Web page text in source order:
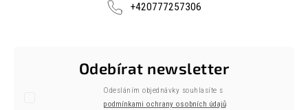
+420777257306
Odebírat newsletter
Odesláním objednávky souhlasíte s
podmínkami ochrany osobních údajů